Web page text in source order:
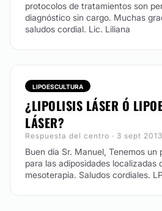
protocolos de tratamientos son
diagnóstico sin cargo. Muchas
saludos cordial. Lic. Liliana
LIPOESCULTURA
¿LIPOLISIS LÁSER Ó
LÁSER?
Respuesta del centro · 3 sept 2013
Buen día Sr. Manuel, Tenemos
para las adiposidades localizadas
mesoterapia. Saludos cordiales.